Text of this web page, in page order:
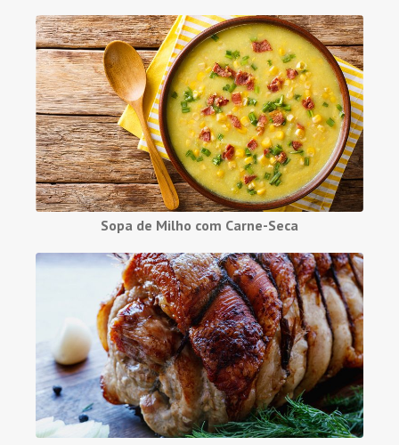
Sopa de Milho com Carne-Seca